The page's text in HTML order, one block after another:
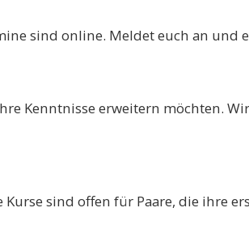
sind online. Meldet euch an und
Kenntnisse erweitern möchten.
sind offen für Paare, die ihre